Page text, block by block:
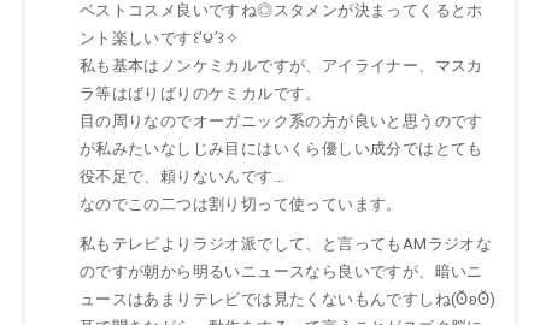
ベストコスメ良いですね◎スタメンが決まってくるとホ
ント楽しいです꒰’౪’꒱✧
私も基本はノンケミカルですが、アイライナー、マスカ
ラ等はばりばりのケミカルです。
目の周りなのでオーガニック系の方が良いと思うのです
が私みたいなしじみ目にはいくら優しい成分ではとても
役不足で、頼りないんです…
なのでこの二つは割り切って使っています。
私もテレビよりラジオ派でして、と言ってもAMラジオな
のですが朝から明るいニュースなら良いですが、暗いニ
ュースはあまりテレビでは見たくないもんですしね(ʘ̆ʚʘ̆)